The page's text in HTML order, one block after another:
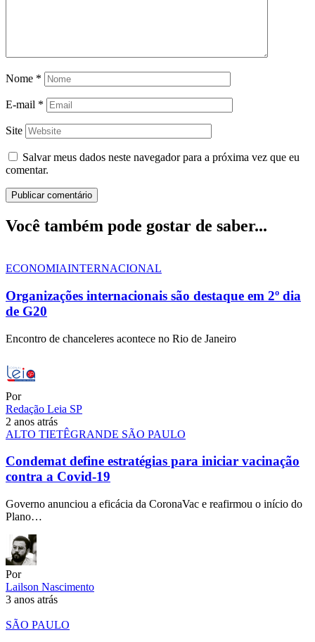
Nome *
E-mail *
Site
Salvar meus dados neste navegador para a próxima vez que eu
comentar.
Você também pode gostar de saber...
ECONOMIAINTERNACIONAL
Organizações internacionais são destaque em 2º dia
de G20
Encontro de chanceleres acontece no Rio de Janeiro
Por
Redação Leia SP
2 anos atrás
ALTO TIETÊGRANDE SÃO PAULO
Condemat define estratégias para iniciar vacinação
contra a Covid-19
Governo anunciou a eficácia da CoronaVac e reafirmou o início do
Plano…
Por
Lailson Nascimento
3 anos atrás
SÃO PAULO